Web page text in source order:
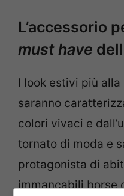
L’accessorio
must have
I look estivi più alla
saranno
colori vivaci e
tornato di moda e
protagonista di
immancabili borse